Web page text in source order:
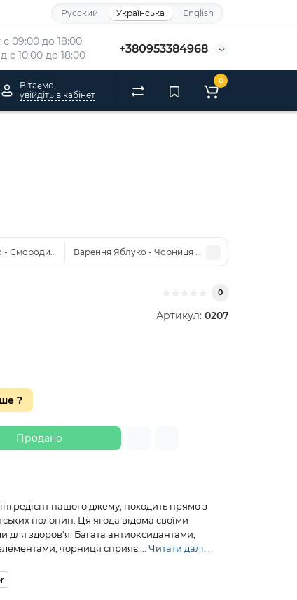
Русский Українська English
09:00 до 18:00,
с 10:00 до 18:00
+380953384968
Вітаємо,
увійдіть в кабінет
0
- Смородина 330гВарення Яблуко - Чорниця 330г
0
Артикул: 0207
?
Продано
нашого джему, походить прямо з
полонин. Ця ягода відома своїми
здоров'я. Багата антиоксидантами,
чорниця сприяє ... Читати далі...